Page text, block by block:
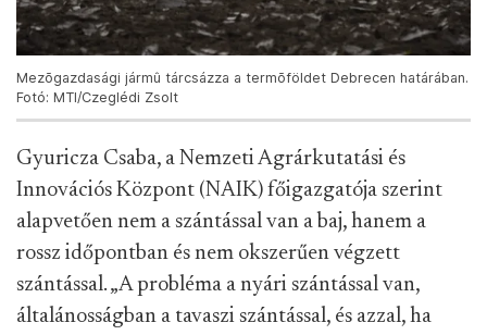
Mezõgazdasági jármû tárcsázza a termõföldet Debrecen határában.
Fotó: MTI/Czeglédi Zsolt
Gyuricza Csaba, a Nemzeti Agrárkutatási és
Innovációs Központ (NAIK) főigazgatója szerint
alapvetően nem a szántással van a baj, hanem a
rossz időpontban és nem okszerűen végzett
szántással. „A probléma a nyári szántással van,
általánosságban a tavaszi szántással, és azzal, ha